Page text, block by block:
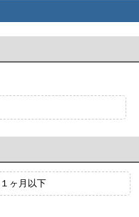
１ヶ月以下